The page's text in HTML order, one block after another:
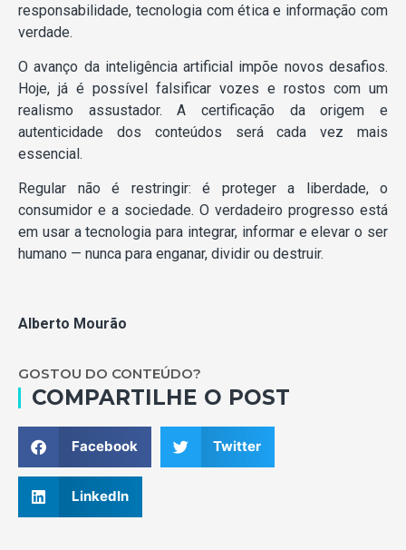
responsabilidade, tecnologia com ética e informação com
verdade.
O avanço da inteligência artificial impõe novos desafios.
Hoje, já é possível falsificar vozes e rostos com um
realismo assustador. A certificação da origem e
autenticidade dos conteúdos será cada vez mais
essencial.
Regular não é restringir: é proteger a liberdade, o
consumidor e a sociedade. O verdadeiro progresso está
em usar a tecnologia para integrar, informar e elevar o ser
humano — nunca para enganar, dividir ou destruir.
Alberto Mourão
GOSTOU DO CONTEÚDO?
COMPARTILHE O POST
Facebook Twitter
LinkedIn